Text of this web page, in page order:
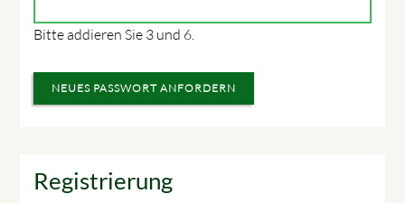
Bitte addieren Sie 3 und 6.
NEUES PASSWORT ANFORDERN
Registrierung